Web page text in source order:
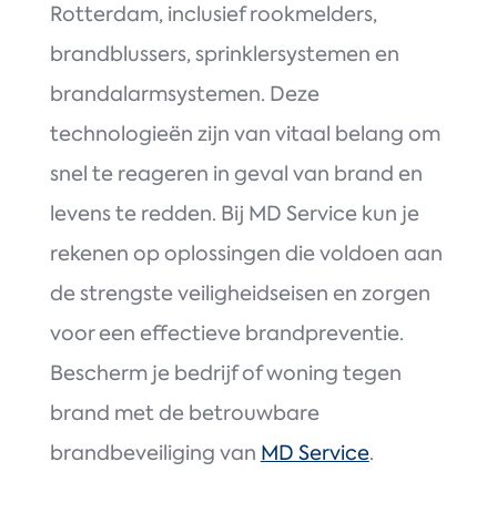
Rotterdam, inclusief rookmelders,
brandblussers, sprinklersystemen en
brandalarmsystemen. Deze
technologieën zijn van vitaal belang om
snel te reageren in geval van brand en
levens te redden. Bij MD Service kun je
rekenen op oplossingen die voldoen aan
de strengste veiligheidseisen en zorgen
voor een effectieve brandpreventie.
Bescherm je bedrijf of woning tegen
brand met de betrouwbare
brandbeveiliging van MD Service.